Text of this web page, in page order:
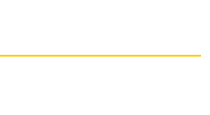
部份，變了進入電話模
除了電話按鍵改變之
大大的升級，新的電話介